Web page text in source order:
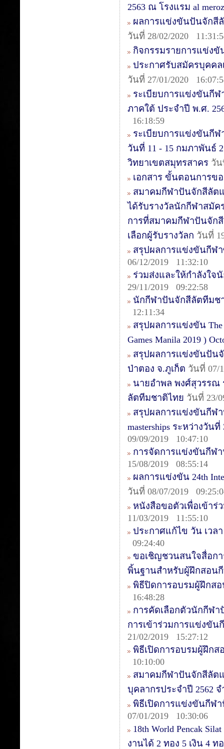
2563 ณ โรงแรม al
ผลการแข่งขันปันจักสีลั
วันที่ 28/02/2020
กิจกรรมรายการแข่ง
ประกาศรับสมัครบุคคล
วันที่ 27/01/2020
ระเบียบการแข่งขันกี
ภาคใต้ ประจำปี พ.ศ.
16:18:59
ระเบียบการแข่งขันกีฬ
วันที่ 11 - 15 กมภาพันธ์
วิทยาเขตสมุทรสาคร วัน
เอกสาร ขั้นตอนการข
สมาคมกีฬาปันจักสีลัต
ได้รับรางวัลนักกีฬาสมัค
การที่สมาคมกีฬาปันจัก
เลือกผู้รับรางวัลก วันที่
สรุปผลการแข่งขันกีฬา
06/12/2019 11:32:10
ร่วมส่งและให้กำลังใ
29/11/2019 09:22:58
นักกีฬาปันจักสีลัตทีมช
12:11:34
สรุปผลการแข่งขัน The
Games Manila 2019 )
สรุปผลการเเข่งขันปัน
ป่าตอง จ.ภูเก็ต วันที่ 07/
นายอำพล พงศ์สุวรรณ
ลัตทีมชาติไทย วันที่ 23/
สรุปผลการแข่งขันกีฬา
masterships ระหว่างวั
09/09/2019 10:47:10
การจัดการแข่งขันกีฬา
15/08/2019 08:55:14
ผลการแข่งขัน 24th
วันที่ 08/07/2019
หนังสือขอตัวเพื่อเข้าร่
11/03/2019 11:55:10
ประกาศแก้ไข วัน เวล
09:24:40
ขอเชิญชวนสนใจสื่อกา
พิ้นฐานสำหรับผู้ฝึกสอน
พิธีปิดการอบรมผู้ฝึกส
16:48:28
การคัดเลือกตัวนักกีฬ
การเข้าร่วมการแข่งขั
21/02/2019 15:27:12
พิธีเปิดการอบรมผู้ฝึกส
10:10:00
สมาคมกีฬาปันจักสีลัต
บุคลากรประจำปี 2562
พิธีเปิดการแข่งขันกีฬ
07/01/2019 10:30:06
18th World Pencak
งานได้ 2 ทอง 5 เงิน 4 ท